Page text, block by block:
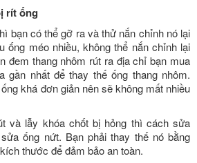
rít ống
bạn có thể gỡ ra và thử nắn chỉnh nó lại
ống méo nhiều, không thể nắn chỉnh lại
đem thang nhôm rút ra địa chỉ bạn mua
gần nhất để thay thế ống thang nhôm.
khá đơn giản nên sẽ không mất nhiều
và lẫy khóa chốt bị hỏng thì cách sửa
ống nứt. Bạn phải thay thế nó bằng
thước để đảm bảo an toàn.